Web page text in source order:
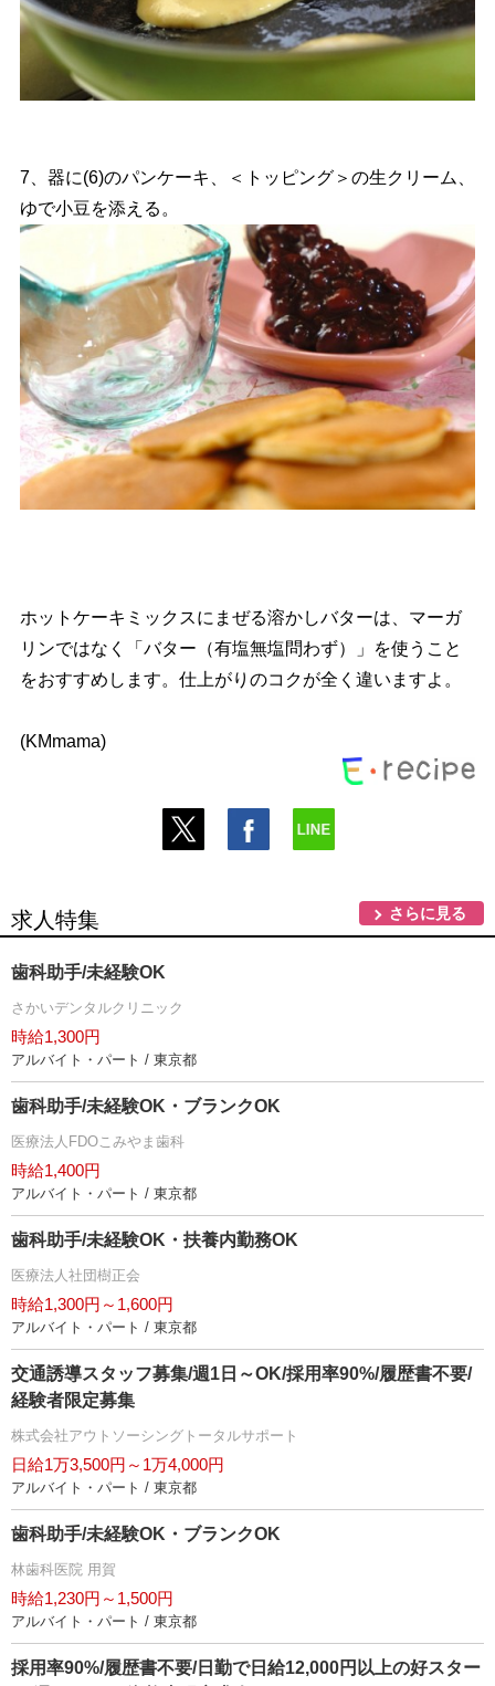
7、器に(6)のパンケーキ、＜トッピング＞の生クリーム、
ゆで小豆を添える。
ホットケーキミックスにまぜる溶かしバターは、マーガ
リンではなく「バター（有塩無塩問わず）」を使うこと
をおすすめします。仕上がりのコクが全く違いますよ。
(KMmama)
求人特集 さらに見る
歯科助手/未経験OK
さかいデンタルクリニック
時給1,300円
アルバイト・パート / 東京都
歯科助手/未経験OK・ブランクOK
医療法人FDOこみやま歯科
時給1,400円
アルバイト・パート / 東京都
歯科助手/未経験OK・扶養内勤務OK
医療法人社団樹正会
時給1,300円～1,600円
アルバイト・パート / 東京都
交通誘導スタッフ募集/週1日～OK/採用率90%/履歴書不要/
経験者限定募集
株式会社アウトソーシングトータルサポート
日給1万3,500円～1万4,000円
アルバイト・パート / 東京都
歯科助手/未経験OK・ブランクOK
林歯科医院 用賀
時給1,230円～1,500円
アルバイト・パート / 東京都
採用率90%/履歴書不要/日勤で日給12,000円以上の好スター